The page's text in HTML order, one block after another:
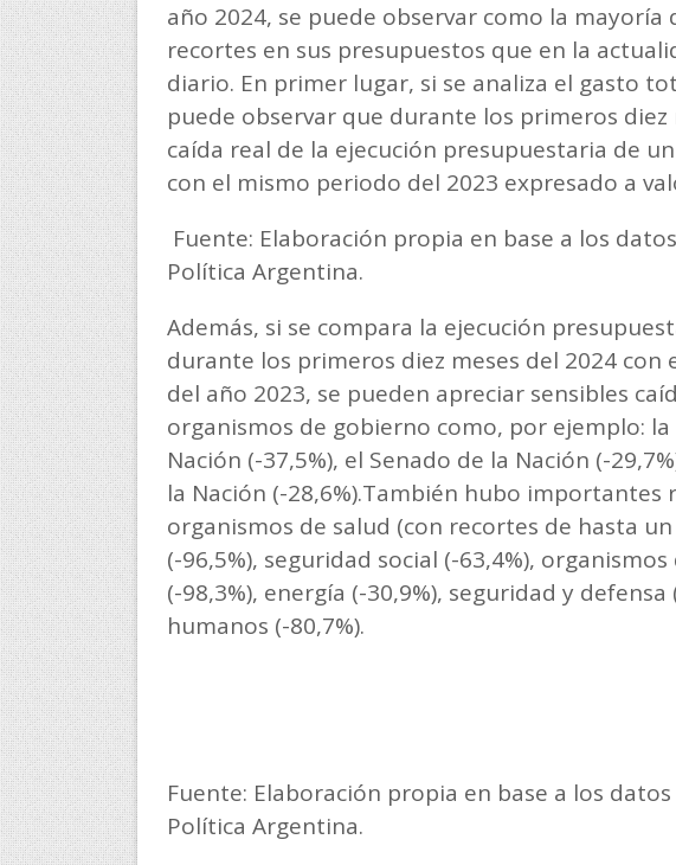
año 2024, se puede observar como la
recortes en sus presupuestos que en la
diario. En primer lugar, si se analiza el gasto
puede observar que durante los primeros
caída real de la ejecución presupuestaria de
con el mismo periodo del 2023 expresado a
Fuente: Elaboración propia en base a los
Política Argentina.
Además, si se compara la ejecución
durante los primeros diez meses del 2024
del año 2023, se pueden apreciar sensibles
organismos de gobierno como, por ejemplo:
Nación (-37,5%), el Senado de la Nación (-
la Nación (-28,6%).También hubo
organismos de salud (con recortes de hasta
(-96,5%), seguridad social (-63,4%),
(-98,3%), energía (-30,9%), seguridad y
humanos (-80,7%).
Fuente: Elaboración propia en base a los
Política Argentina.